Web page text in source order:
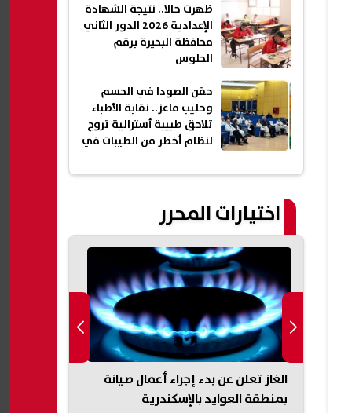
ظهرت حالا.. نتيجة الشهادة
الإعدادية 2026 الدور الثاني
محافظة البحيرة برقم
الجلوس
حقن الصودا في الجسم
وحليب ماعز.. نقابة الأطباء
تلاحق طبيبة أسترالية تروج
لنظام أخطر من الطيبات في
اختيارات المحرر
الغاز تعلن عن بدء إجراء أعمال صيانة
بمنطقة العوايد بالإسكندرية